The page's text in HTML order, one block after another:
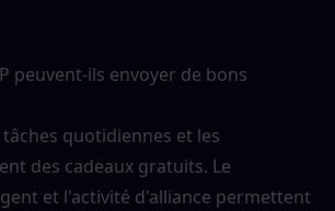
peuvent-ils envoyer de bons
tâches quotidiennes et les
des cadeaux gratuits. Le
et l'activité d'alliance permettent